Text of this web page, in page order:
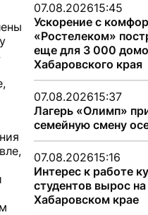
07.08.202615:45
Ускорение с
«Ростелеком»
еще для 3 000
Хабаровского края
07.08.202615:37
Лагерь «Олимп»
семейную смену
07.08.202615:16
Интерес к работе
студентов вырос
Хабаровском крае